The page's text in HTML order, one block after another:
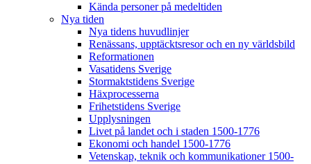
Kända personer på medeltiden
Nya tiden
Nya tidens huvudlinjer
Renässans, upptäcktsresor och en ny världsbild
Reformationen
Vasatidens Sverige
Stormaktstidens Sverige
Häxprocesserna
Frihetstidens Sverige
Upplysningen
Livet på landet och i staden 1500-1776
Ekonomi och handel 1500-1776
Vetenskap, teknik och kommunikationer 1500-